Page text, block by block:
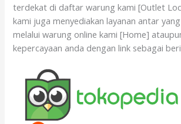
terdekat di daftar warung kami [Outlet
kami juga menyediakan layanan antar
melalui warung online kami [Home]
kepercayaan anda dengan link sebagai